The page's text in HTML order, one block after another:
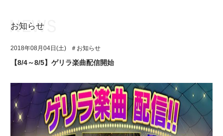
アプリゲーム
イベント・キャンペーン
ユニット&キャラクター
アプリゲーム
お知らせ
2018年08月04日(土) ＃お知らせ
【8/4～8/5】ゲリラ楽曲配信開始